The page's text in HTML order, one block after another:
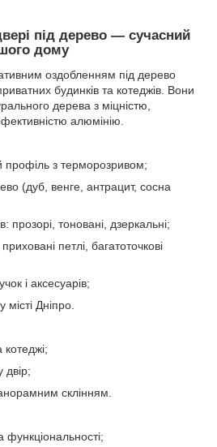
під дерево — сучасний
дому
оздобленням під дерево
будинків та котеджів. Вони
дерева з міцністю,
алюмінію.
профіль з терморозривом;
(дуб, венге, антрацит, сосна
прозорі, тоновані, дзеркальні;
петлі, багатоточкові
і аксесуарів;
Дніпро.
котеджі;
двір;
склінням.